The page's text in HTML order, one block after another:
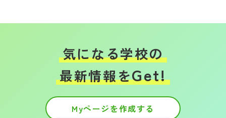
気になる学校の
最新情報をGet!
Myページを作成する